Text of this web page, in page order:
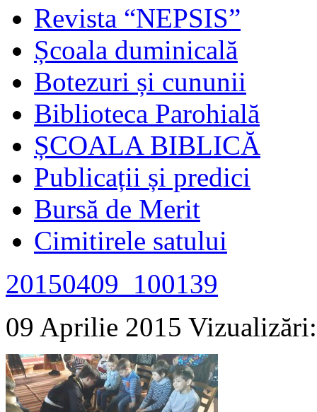
Revista “NEPSIS”
Școala duminicală
Botezuri și cununii
Biblioteca Parohială
ȘCOALA BIBLICĂ
Publicații și predici
Bursă de Merit
Cimitirele satului
20150409_100139
09 Aprilie 2015